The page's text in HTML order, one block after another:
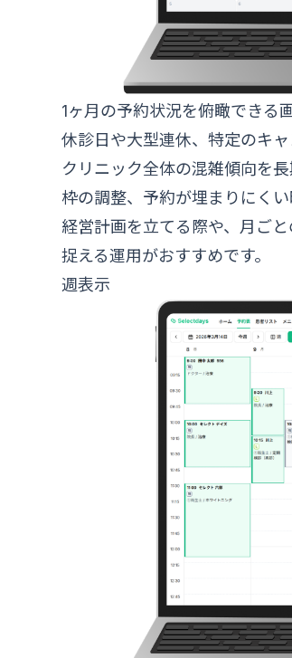
1ヶ月の予約状況を俯瞰できる画
休診日や大型連休、特定のキャ
クリニック全体の混雑傾向を
枠の調整、予約が埋まりにくい
経営計画を立てる際や、月ご
捉える運用がおすすめです。
週表示